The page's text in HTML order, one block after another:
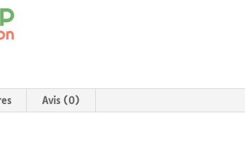
Avis (0)